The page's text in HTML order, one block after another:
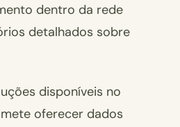
dentro da rede
detalhados sobre
disponíveis no
oferecer dados